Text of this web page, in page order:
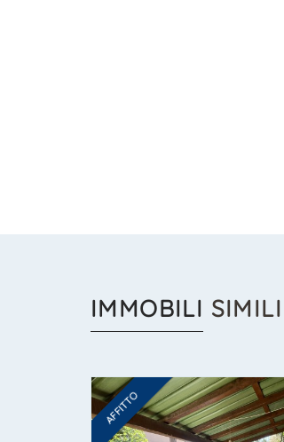
IMMOBILI SIMILI
AFFITTO